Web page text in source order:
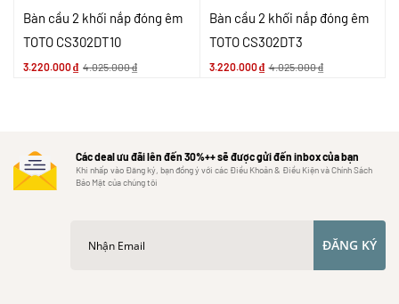
Bàn cầu 2 khối nắp đóng êm
TOTO CS302DT10
3.220.000₫ 4.025.000₫
Bàn cầu 2 khối nắp đóng êm
TOTO CS302DT3
3.220.000₫ 4.025.000₫
Các deal ưu đãi lên đến 30%++ sẽ được gửi đến inbox của bạn
Khi nhấp vào Đăng ký, bạn đồng ý với các Điều Khoản & Điều Kiện và Chính Sách
Bảo Mật của chúng tôi
ĐĂNG KÝ